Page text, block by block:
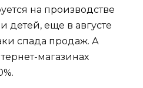
на производстве
еще в августе
спада продаж. А
магазинах